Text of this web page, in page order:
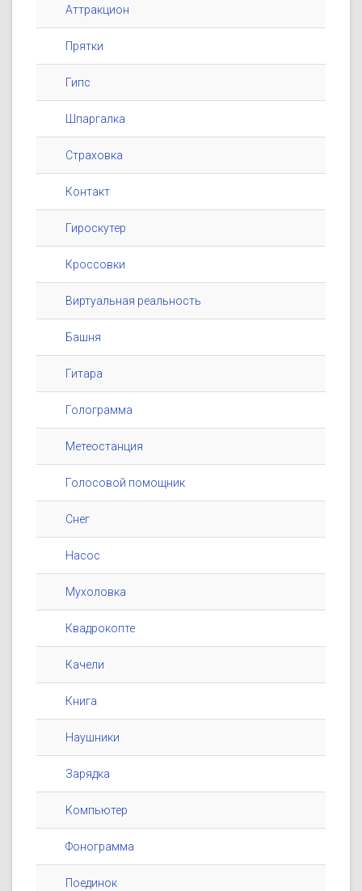
Аттракцион
Прятки
Гипс
Шпаргалка
Страховка
Контакт
Гироскутер
Кроссовки
Виртуальная реальность
Башня
Гитара
Голограмма
Метеостанция
Голосовой помощник
Снег
Насос
Мухоловка
Квадрокопте
Качели
Книга
Наушники
Зарядка
Компьютер
Фонограмма
Поединок